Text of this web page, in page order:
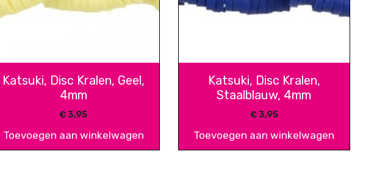
Katsuki, Disc Kralen, Geel,
4mm
€3,95
Toevoegen aan winkelwagen
Katsuki, Disc Kralen,
Staalblauw, 4mm
€3,95
Toevoegen aan winkelwagen